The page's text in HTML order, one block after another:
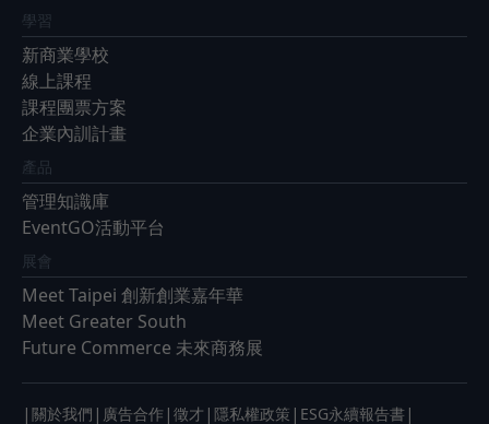
學習
新商業學校
線上課程
課程團票方案
企業內訓計畫
產品
管理知識庫
EventGO活動平台
展會
Meet Taipei 創新創業嘉年華
Meet Greater South
Future Commerce 未來商務展
| 關於我們 | 廣告合作 | 徵才 | 隱私權政策 | ESG永續報告書 |